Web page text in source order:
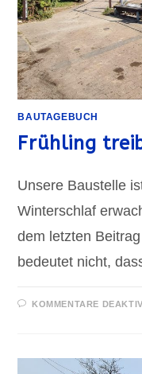
BAUTAGEBUCH
Frühling
Unsere Baustelle
Winterschlaf
dem letzten
bedeutet nicht,
KOMMENTARE